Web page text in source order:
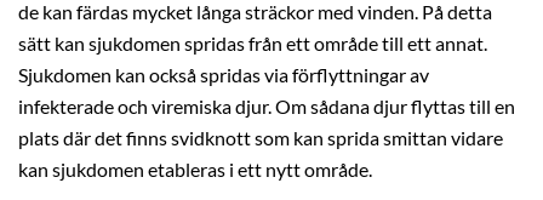
de kan färdas mycket långa sträckor med vinden. På detta
sätt kan sjukdomen spridas från ett område till ett annat.
Sjukdomen kan också spridas via förflyttningar av
infekterade och viremiska djur. Om sådana djur flyttas till en
plats där det finns svidknott som kan sprida smittan vidare
kan sjukdomen etableras i ett nytt område.